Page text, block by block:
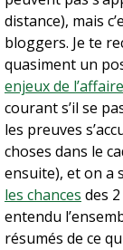
distance), mais
bloggers. Je te
quasiment un
enjeux de l’affaire
courant s’il se
les preuves
choses dans le
ensuite), et on a
les chances des
entendu
résumés de ce